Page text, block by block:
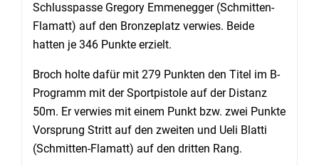
Schlusspasse Gregory Emmenegger (Schmitten-
Flamatt) auf den Bronzeplatz verwies. Beide
hatten je 346 Punkte erzielt.
Broch holte dafür mit 279 Punkten den Titel im B-
Programm mit der Sportpistole auf der Distanz
50m. Er verwies mit einem Punkt bzw. zwei Punkte
Vorsprung Stritt auf den zweiten und Ueli Blatti
(Schmitten-Flamatt) auf den dritten Rang.